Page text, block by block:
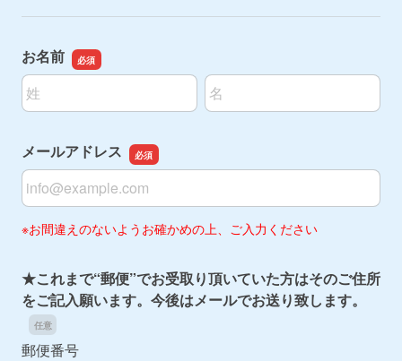
お名前
名前の姓
名前の名
メールアドレス
メールアドレス
※お間違えのないようお確かめの上、ご入力ください
★これまで“郵便”でお受取り頂いていた方はそのご住所
をご記入願います。今後はメールでお送り致します。
郵便番号